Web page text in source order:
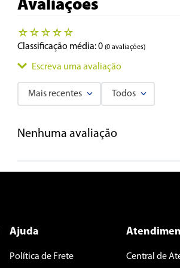
Avaliações
☆ ☆ ☆ ☆ ☆
Classificação média: 0 (0 avaliações)
Escreva uma avaliação
Título
Mais recentes Todos
Nenhuma avaliação
Ajuda
Política de Frete Central de